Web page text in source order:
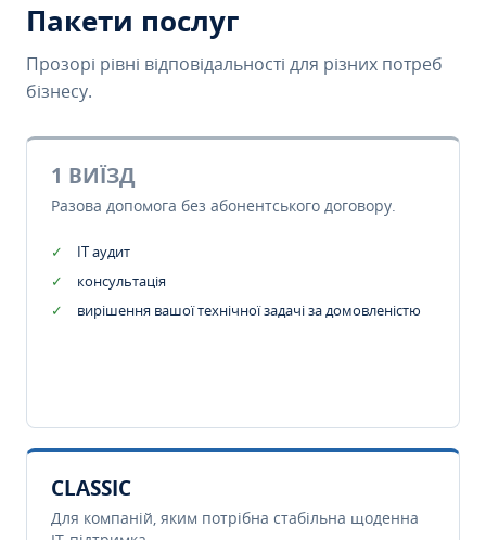
Пакети послуг
Прозорі рівні відповідальності для різних потреб
бізнесу.
1 ВИЇЗД
Разова допомога без абонентського договору.
IT аудит
консультація
вирішення вашої технічної задачі за домовленістю
CLASSIC
Для компаній, яким потрібна стабільна щоденна